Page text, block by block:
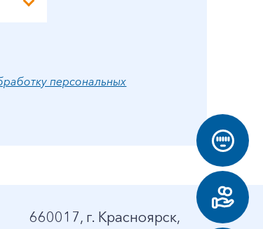
персональных
660017, г. Красноярск,